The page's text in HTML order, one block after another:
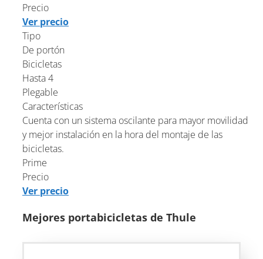
Precio
Ver precio
Tipo
De portón
Bicicletas
Hasta 4
Plegable
Características
Cuenta con un sistema oscilante para mayor movilidad
y mejor instalación en la hora del montaje de las
bicicletas.
Prime
Precio
Ver precio
Mejores portabicicletas de Thule